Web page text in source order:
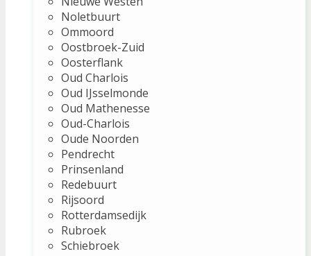
Noletbuurt
Ommoord
Oostbroek-Zuid
Oosterflank
Oud Charlois
Oud IJsselmonde
Oud Mathenesse
Oud-Charlois
Oude Noorden
Pendrecht
Prinsenland
Redebuurt
Rijsoord
Rotterdamsedijk
Rubroek
Schiebroek